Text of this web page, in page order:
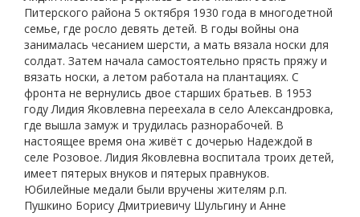
Питерского района 5 октября 1930 года в многодетной
семье, где росло девять детей. В годы войны она
занималась чесанием шерсти, а мать вязала носки для
солдат. Затем начала самостоятельно прясть пряжу и
вязать носки, а летом работала на плантациях. С
фронта не вернулись двое старших братьев. В 1953
году Лидия Яковлевна переехала в село Александровка,
где вышла замуж и трудилась разнорабочей. В
настоящее время она живёт с дочерью Надеждой в
селе Розовое. Лидия Яковлевна воспитала троих детей,
имеет пятерых внуков и пятерых правнуков.
Юбилейные медали были вручены жителям р.п.
Пушкино Борису Дмитриевичу Шульгину и Анне